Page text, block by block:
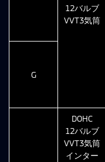
12バルブ
VVT3気筒
G
DOHC
12バルブ
VVT3気筒
インター